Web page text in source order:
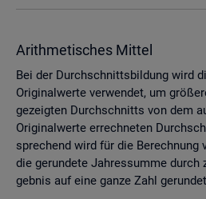
Arith­me­ti­sches Mit­tel
Bei der Durch­schnitts­bil­dung wird
Ori­gi­nal­wer­te ver­wen­det, um
ge­zeig­ten Durch­schnitts von dem
Ori­gi­nal­wer­te er­rech­ne­ten
spre­chend wird für die
die ge­run­de­te Jah­res­sum­me
geb­nis auf eine ganze Zahl